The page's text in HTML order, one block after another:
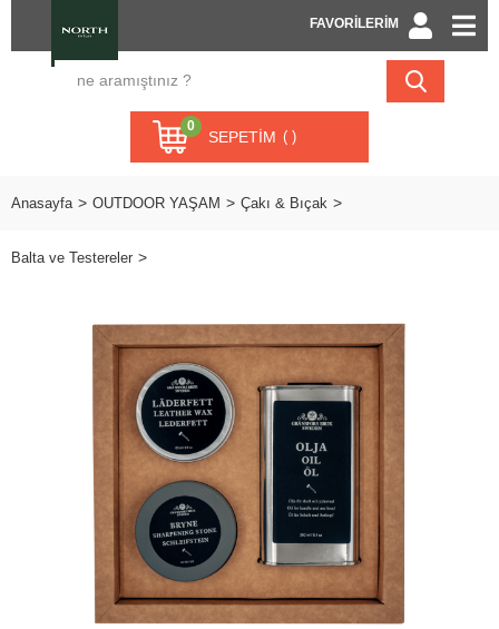
FAVORİLERİM
SEPETIM
0
Anasayfa OUTDOOR YAŞAM Çakı & Bıçak
Balta ve Testereler